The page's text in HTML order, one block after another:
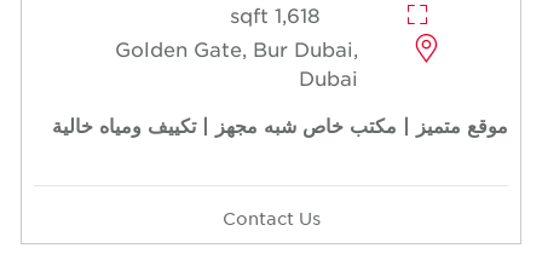
1,618 sqft
Golden Gate, Bur Dubai,
Dubai
موقع متميز | مكتب خاص شبه مجهز | تكييف ومياه خالية
Contact Us